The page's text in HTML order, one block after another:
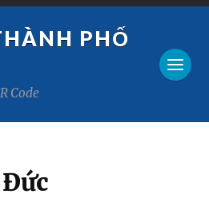
PHỐ
Code